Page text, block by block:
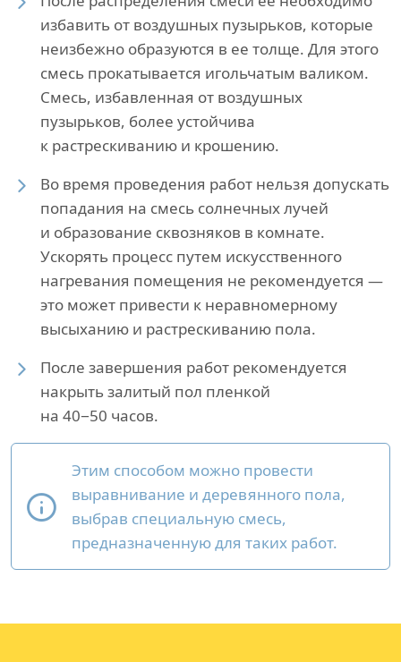
избавить от воздушных пузырьков, которые
неизбежно образуются в ее толще. Для этого
смесь прокатывается игольчатым валиком.
Смесь, избавленная от воздушных
пузырьков, более устойчива
к растрескиванию и крошению.
Во время проведения работ нельзя допускать
попадания на смесь солнечных лучей
и образование сквозняков в комнате.
Ускорять процесс путем искусственного
нагревания помещения не рекомендуется —
это может привести к неравномерному
высыханию и растрескиванию пола.
После завершения работ рекомендуется
накрыть залитый пол пленкой
на 40−50 часов.
Этим способом можно провести
выравнивание и деревянного пола,
выбрав специальную смесь,
предназначенную для таких работ.